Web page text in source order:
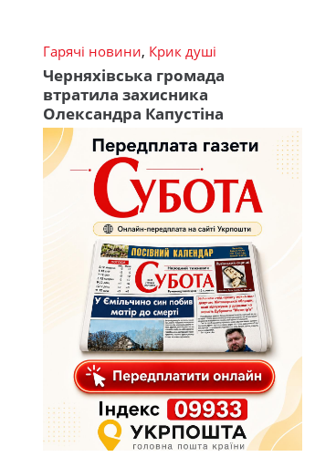
Гарячі новини, Крик душі
Черняхівська громада
втратила захисника
Олександра Капустіна